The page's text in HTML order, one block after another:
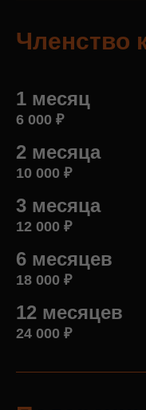
Членство
1 месяц
6 000 ₽
2 месяца
10 000 ₽
3 месяца
12 000 ₽
6 месяцев
18 000 ₽
12 месяцев
24 000 ₽